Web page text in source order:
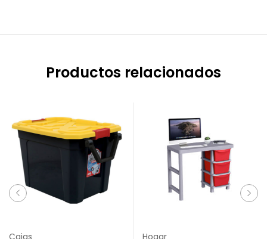
Productos relacionados
Cajas
Hogar